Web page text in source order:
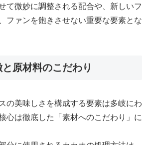
て微妙に調整される配合や、新しいフ
ファンを飽きさせない重要な要素とな
原材料のこだわり
の美味しさを構成する要素は多岐にわ
心は徹底した「素材へのこだわり」に